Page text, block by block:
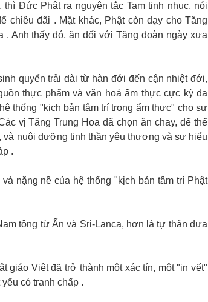
Đức Phật ra nguyên tắc Tam tịnh nhục, nói
chiêu đãi . Mặt khác, Phật còn dạy cho Tăng
Anh thấy đó, ăn đối với Tăng đoàn ngày xưa
quyển trải dài từ hàn đới đến cận nhiệt đới,
thực phẩm và văn hoá ẩm thực cực kỳ đa
thống "kịch bản tâm trí trong ẩm thực" cho sự
vị Tăng Trung Hoa đã chọn ăn chay, để thể
và nuôi dưỡng tinh thần yêu thương và sự hiểu
.
nặng nề của hệ thống "kịch bản tâm trí Phật
tông từ Ấn và Sri-Lanca, hơn là tự thân đưa
giáo Việt đã trở thành một xác tín, một "in vết"
có tranh chấp .